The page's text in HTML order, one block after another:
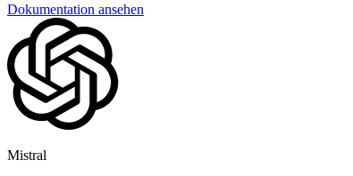
Dokumentation ansehen
Mistral